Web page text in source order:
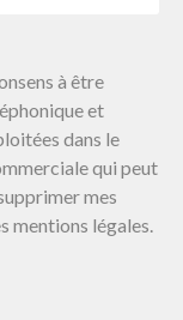
à être
et
dans le
qui peut
mes
mentions légales.